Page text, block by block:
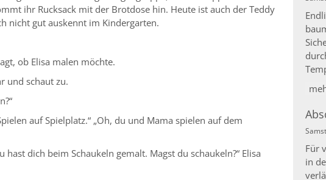
ihr Rucksack mit der Brotdose hin. Heute ist auch der Teddy
nicht gut auskennt im Kindergarten.
ob Elisa malen möchte.
und schaut zu.
auf Spielplatz.“ „Oh, du und Mama spielen auf dem
hast dich beim Schaukeln gemalt. Magst du schaukeln?“ Elisa
Für
in